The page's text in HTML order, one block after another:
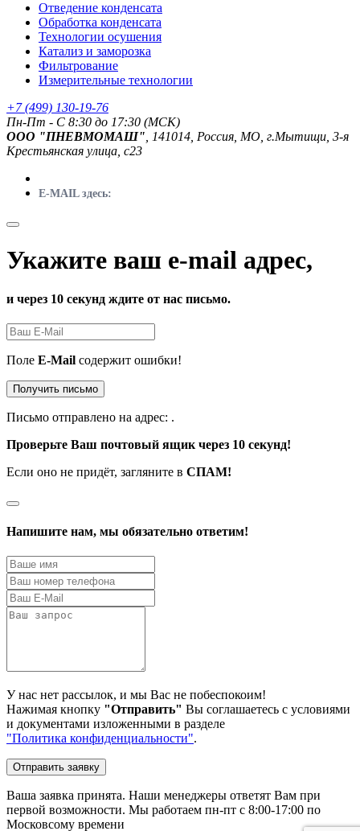
Отведение конденсата
Обработка конденсата
Технологии осушения
Катализ и заморозка
Фильтрование
Измерительные технологии
+7 (499) 130-19-76
Пн-Пт - C 8:30 до 17:30 (МСК)
ООО "ПНЕВМОМАШ" , 141014, Россия, МО, г.Мытищи, 3-я
Крестьянская улица, с23
E-MAIL здесь:
Укажите ваш e-mail адрес,
и через 10 секунд ждите от нас письмо.
Поле E-Mail содержит ошибки!
Получить письмо
Письмо отправлено на адрес: .
Проверьте Ваш почтовый ящик через 10 секунд!
Если оно не придёт, загляните в СПАМ!
Напишите нам, мы обязательно ответим!
У нас нет рассылок, и мы Вас не побеспокоим!
Нажимая кнопку "Отправить" Вы соглашаетесь с условиями
и документами изложенными в разделе
"Политика конфиденциальности".
Отправить заявку
Ваша заявка принята. Наши менеджеры ответят Вам при
первой возможности. Мы работаем пн-пт с 8:00-17:00 по
Московсому времени